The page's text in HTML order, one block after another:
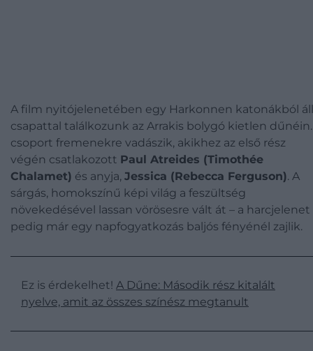
A film nyitójelenetében egy Harkonnen katonákból
csapattal találkozunk az Arrakis bolygó kietlen
csoport fremenekre vadászik, akikhez az első rész
végén csatlakozott Paul Atreides (Timothée
Chalamet) és anyja, Jessica (Rebecca Ferguson). A
sárgás, homokszínű képi világ a feszültség
növekedésével lassan vörösesre vált át – a harcjelenet
pedig már egy napfogyatkozás baljós fényénél zajlik.
Ez is érdekelhet! A Dűne: Második rész kitalált
nyelve, amit az összes színész megtanult